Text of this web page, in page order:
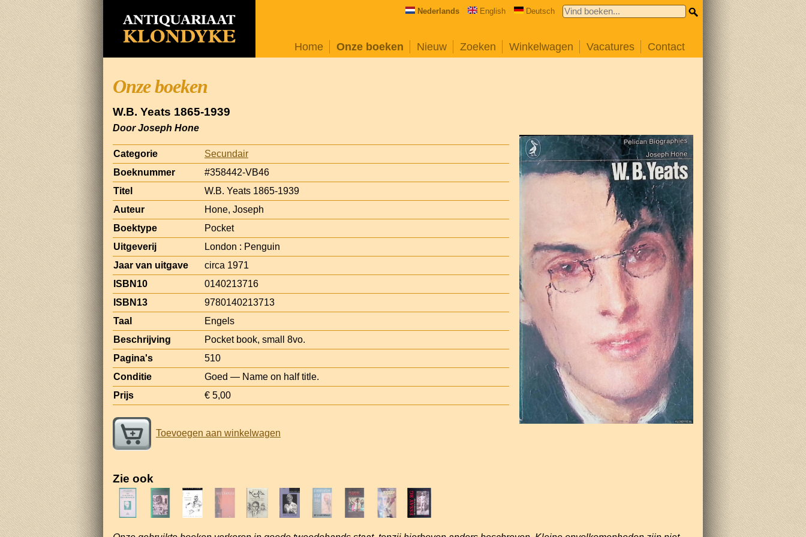
Nederlands English Deutsch
Home Onze boeken Nieuw Zoeken Winkelwagen Vacatures Contact
Onze boeken
W.B. Yeats 1865-1939
Door Joseph Hone
Categorie
Secundair
Boeknummer
#358442-VB46
Titel
W.B. Yeats 1865-1939
Auteur
Hone, Joseph
Boektype
Pocket
Uitgeverij
London : Penguin
Jaar van uitgave
circa 1971
ISBN10
0140213716
ISBN13
9780140213713
Taal
Engels
Beschrijving
Pocket book, small 8vo.
Pagina's
510
Conditie
Goed — Name on half title.
Prijs
€ 5,00
Toevoegen aan winkelwagen
Zie ook